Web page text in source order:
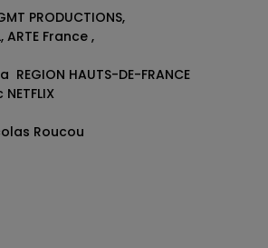
PRODUCTIONS,
ARTE France ,
HAUTS-DE-FRANCE
Roucou